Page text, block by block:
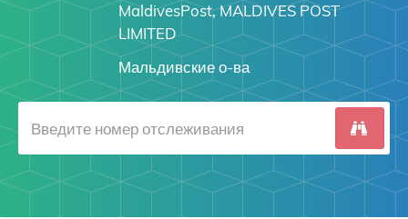
MaldivesPost, MALDIVES POST
LIMITED
Мальдивские о-ва